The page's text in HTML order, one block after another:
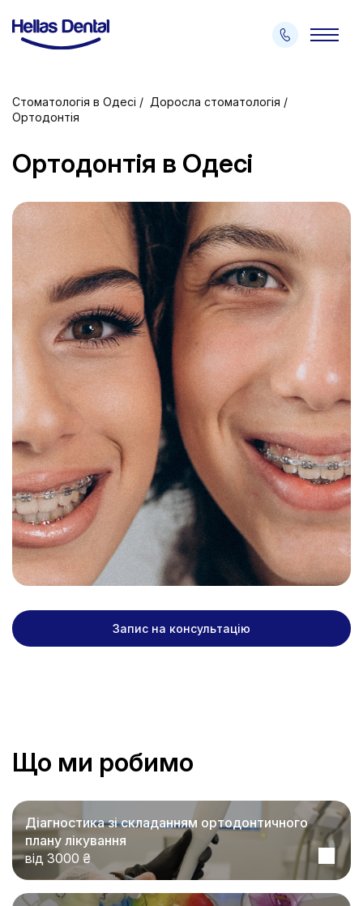
Стоматологія в Одесі
Доросла стоматологія
Ортодонтія
Ортодонтія в Одесі
Запис на консультацію
Що ми робимо
Діагностика зі складанням ортодонтичного
плану лікування
від 3000 ₴